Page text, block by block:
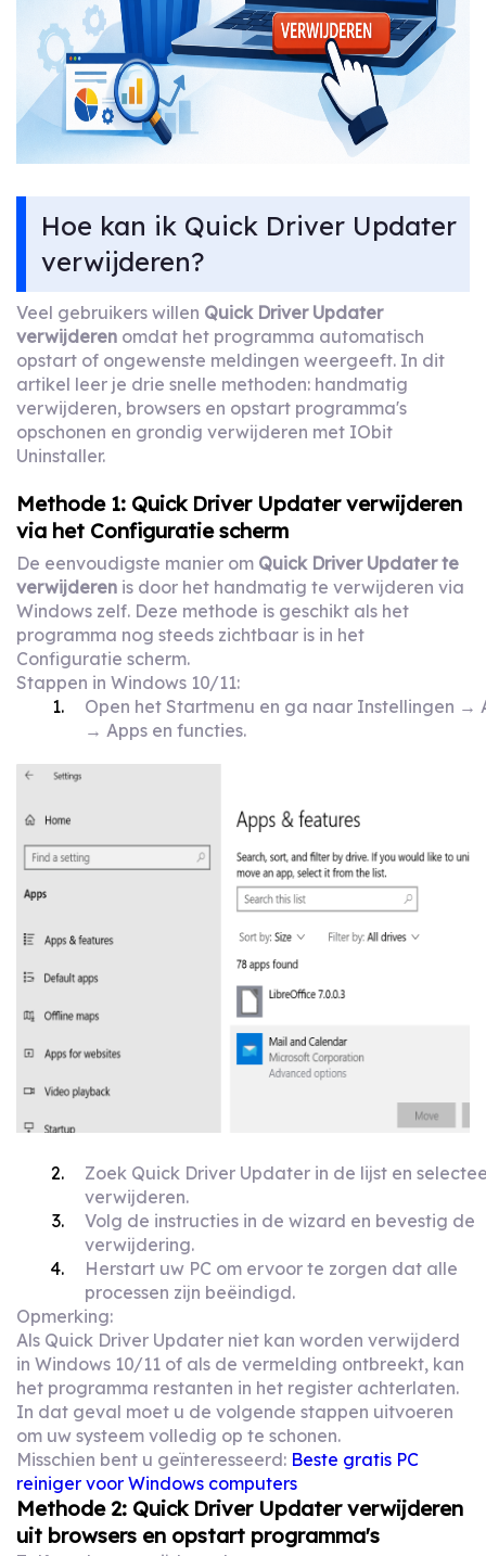
Hoe kan ik Quick Driver Updater
verwijderen?
Veel gebruikers willen Quick Driver Updater
verwijderen omdat het programma automatisch
opstart of ongewenste meldingen weergeeft. In dit
artikel leer je drie snelle methoden: handmatig
verwijderen, browsers en opstart programma's
opschonen en grondig verwijderen met IObit
Uninstaller.
Methode 1: Quick Driver Updater verwijderen
via het Configuratie scherm
De eenvoudigste manier om Quick Driver Updater te
verwijderen is door het handmatig te verwijderen via
Windows zelf. Deze methode is geschikt als het
programma nog steeds zichtbaar is in het
Configuratie scherm.
Stappen in Windows 10/11:
Open het Startmenu en ga naar Instellingen →
→ Apps en functies.
Zoek Quick Driver Updater in de lijst en
verwijderen.
Volg de instructies in de wizard en bevestig de
verwijdering.
Herstart uw PC om ervoor te zorgen dat alle
processen zijn beëindigd.
Opmerking:
Als Quick Driver Updater niet kan worden verwijderd
in Windows 10/11 of als de vermelding ontbreekt, kan
het programma restanten in het register achterlaten.
In dat geval moet u de volgende stappen uitvoeren
om uw systeem volledig op te schonen.
Misschien bent u geïnteresseerd: Beste gratis PC
reiniger voor Windows computers
Methode 2: Quick Driver Updater verwijderen
uit browsers en opstart programma's